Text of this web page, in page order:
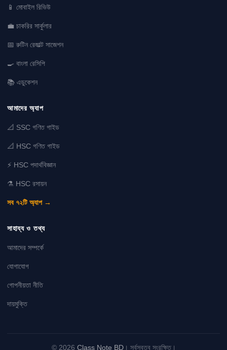
📱 মোবাইল রিভিউ
💼 চাকরির সার্কুলার
📅 রুটিন রেজাল্ট সাজেশন
🍳 বাংলা রেসিপি
📚 এডুকেশন
আমাদের অ্যাপ
📐 SSC গণিত গাইড
📐 HSC গণিত গাইড
⚡ HSC পদার্থবিজ্ঞান
⚗️ HSC রসায়ন
সব ৭২টি অ্যাপ →
সাহায্য ও তথ্য
আমাদের সম্পর্কে
যোগাযোগ
গোপনীয়তা নীতি
দায়মুক্তি
© 2026 Class Note BD। সর্বস্বত্ব সংরক্ষিত।